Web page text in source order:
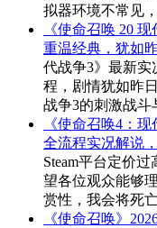
拟器环境不常见
《使命召唤 20
重温经典，犹如
代战争3》最新实
程，剧情犹如昨
战争3的刺激战斗
《使命召唤4：
全流程实况解说
Steam平台定价
望各位观众能够
赏性，我会将死
《使命召唤》